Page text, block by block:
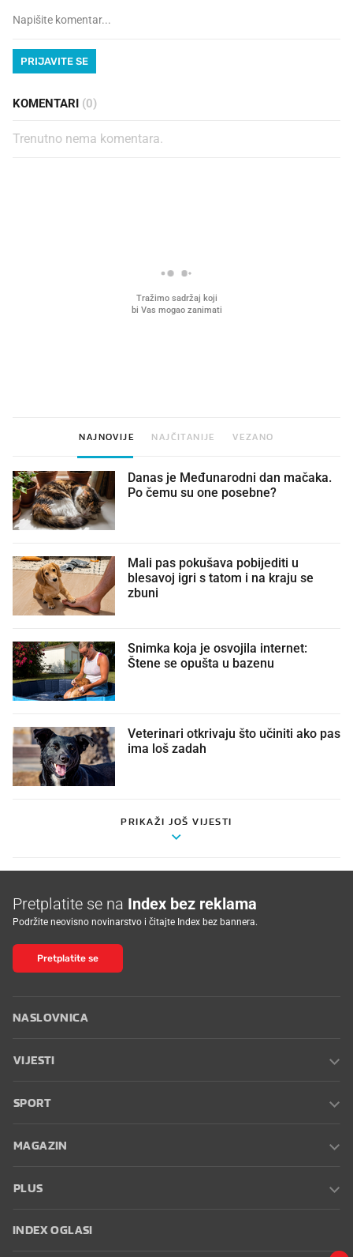
PRIJAVITE SE
KOMENTARI (0)
Trenutno nema komentara.
NAJNOVIJE NAJČITANIJE VEZANO
Danas je Međunarodni dan mačaka.
Po čemu su one posebne?
Mali pas pokušava pobijediti u
blesavoj igri s tatom i na kraju se
zbuni
Snimka koja je osvojila internet:
Štene se opušta u bazenu
Veterinari otkrivaju što učiniti ako pas
ima loš zadah
PRIKAŽI JOŠ VIJESTI
Pretplatite se na Index bez reklama
Podržite neovisno novinarstvo i čitajte Index bez bannera.
Pretplatite se
NASLOVNICA
VIJESTI
SPORT
MAGAZIN
PLUS
INDEX OGLASI